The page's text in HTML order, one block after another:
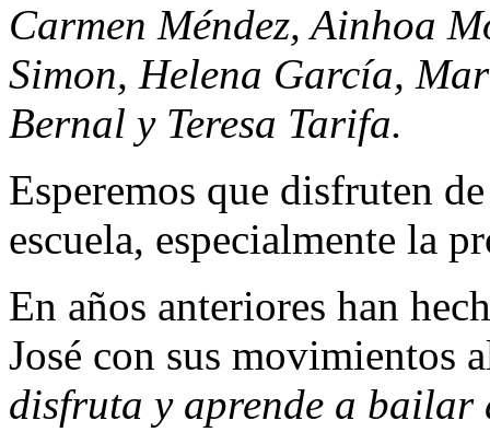
Carmen Méndez, Ainhoa
Simon, Helena García,
Bernal y Teresa Tarifa.
Esperemos que disfruten
escuela, especialmente la
En años anteriores han
José con sus movimientos
disfruta y aprende a bailar